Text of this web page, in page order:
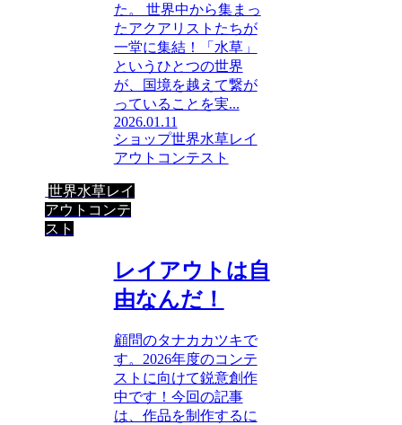
た。 世界中から集まっ
たアクアリストたちが
一堂に集結！「水草」
というひとつの世界
が、国境を越えて繋が
っていることを実...
2026.01.11
ショップ世界水草レイ
アウトコンテスト
世界水草レイ
アウトコンテ
スト
レイアウトは自
由なんだ！
顧問のタナカカツキで
す。2026年度のコンテ
ストに向けて鋭意創作
中です！今回の記事
は、作品を制作するに